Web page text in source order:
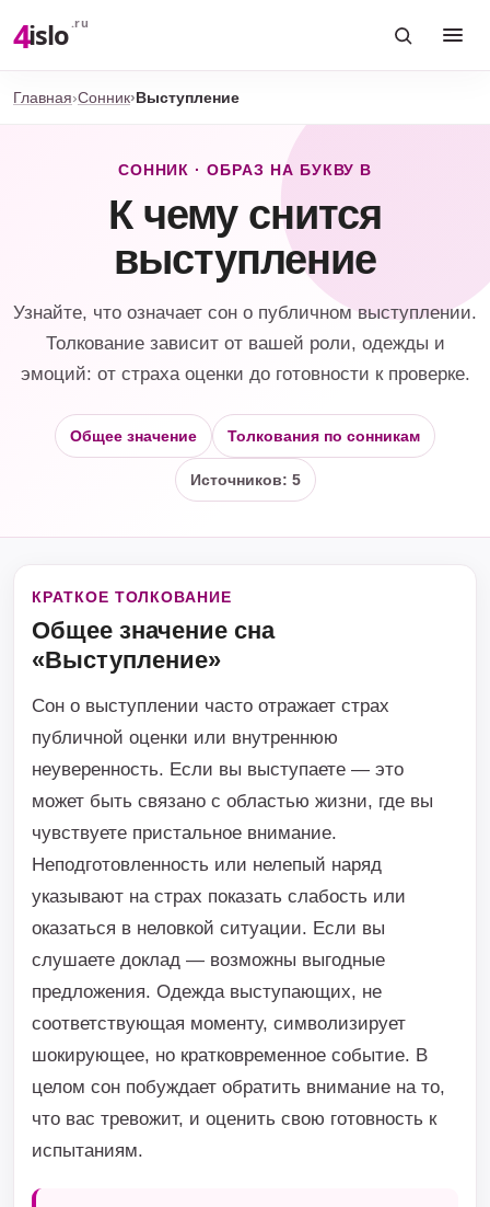
4islo .ru
Главная Сонник Выступление
СОННИК · ОБРАЗ НА БУКВУ В
К чему снится
выступление
Узнайте, что означает сон о публичном выступлении.
Толкование зависит от вашей роли, одежды и
эмоций: от страха оценки до готовности к проверке.
Общее значение Толкования по сонникам
Источников: 5
КРАТКОЕ ТОЛКОВАНИЕ
Общее значение сна
«Выступление»
Сон о выступлении часто отражает страх
публичной оценки или внутреннюю
неуверенность. Если вы выступаете — это
может быть связано с областью жизни, где вы
чувствуете пристальное внимание.
Неподготовленность или нелепый наряд
указывают на страх показать слабость или
оказаться в неловкой ситуации. Если вы
слушаете доклад — возможны выгодные
предложения. Одежда выступающих, не
соответствующая моменту, символизирует
шокирующее, но кратковременное событие. В
целом сон побуждает обратить внимание на то,
что вас тревожит, и оценить свою готовность к
испытаниям.